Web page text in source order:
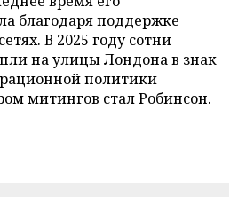
благодаря поддержке
В 2025 году сотни
на улицы Лондона в знак
политики
митингов стал Робинсон.